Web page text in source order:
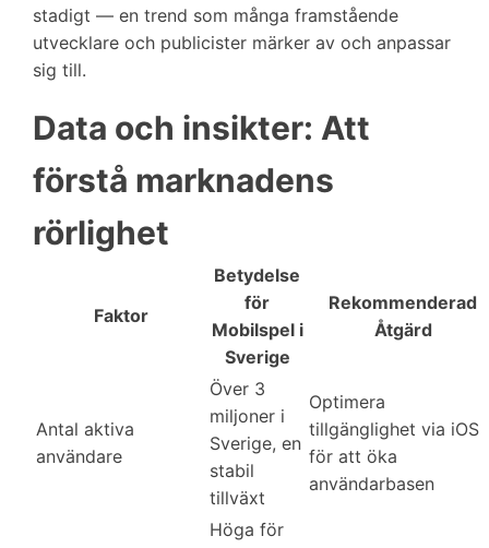
stadigt — en trend som många framstående
utvecklare och publicister märker av och anpassar
sig till.
Data och insikter: Att
förstå marknadens
rörlighet
Faktor
Betydelse
för
Mobilspel i
Sverige
Rekommenderad
Åtgärd
Antal aktiva
användare
Över 3
miljoner i
Sverige, en
stabil
tillväxt
Optimera
tillgänglighet via iOS
för att öka
användarbasen
Höga för